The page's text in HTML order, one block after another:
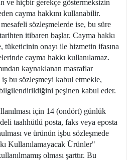
ve hiçbir gerekçe göstermeksizin
cayma hakkını kullanabilir.
sözleşmelerde ise, bu süre
itibaren başlar. Cayma hakkı
tüketicinin onayı ile hizmetin ifasına
cayma hakkı kullanılamaz.
kaynaklanan masraflar
bu sözleşmeyi kabul etmekle,
peşinen kabul eder.
için 14 (ondört) günlük
taahhütlü posta, faks veya eposta
ve ürünün işbu sözleşmede
Kullanılamayacak Ürünler"
olması şarttır. Bu